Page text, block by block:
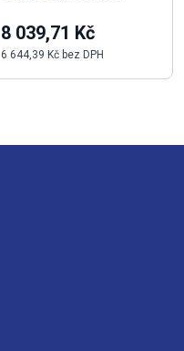
8 039,71 Kč
6 644,39 Kč bez DPH